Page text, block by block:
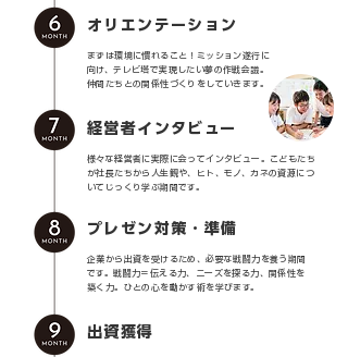
オリエンテーション
まずは環境に慣れること！ミッション遂行に
向け、テレビ塔で実現したい夢の作戦会議。
仲間たちとの関係性づくりをしていきます。
経営者インタビュー
様々な経営者に実際に会ってインタビュー。こどもたち
が社長たちから人生観や、ヒト、モノ、カネの資源につ
いてじっくり学ぶ期間です。
プレゼン対策・準備
企業から出資を受けるため、必要な戦闘力を養う期間
です。戦闘力＝伝える力、ニーズを探る力、関係性を
築く力。ひとの心を動かす術を学びます。
出資獲得